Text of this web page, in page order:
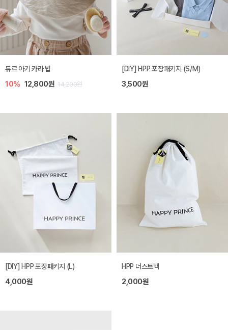
듀르 아기 카라 빕
10% 12,800원 14,200원
[DIY] HPP 포장패키지 (S/M)
3,500원
[DIY] HPP 포장패키지 (L)
4,000원
HPP 더스트백
2,000원